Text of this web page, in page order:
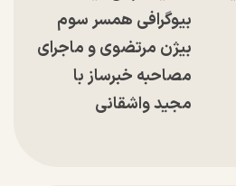
بیوگرافی همسر سوم
بیژن مرتضوی و ماجرای
مصاحبه خبرساز با
مجید واشقانی